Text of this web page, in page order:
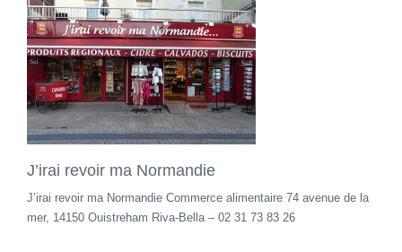
J’irai revoir ma Normandie
J’irai revoir ma Normandie Commerce alimentaire 74 avenue de la
mer, 14150 Ouistreham Riva-Bella – 02 31 73 83 26